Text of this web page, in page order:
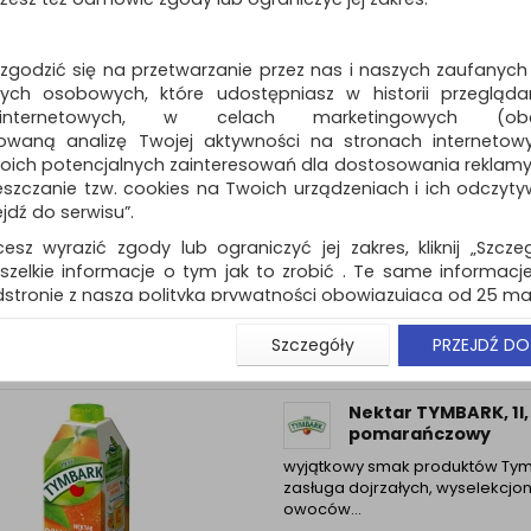
głębokim aromacie dojrzałych
Nektar TYMBARK,
porzeczka, 0,3l,
sekret soków i nektarów
soczystych owoców i porcji
minerałów…
Dostępność: 3 dni
Nektar TYMBARK, 1l,
pomarańczowy
wyjątkowy smak produktów
zasługa dojrzałych,
owoców…
się na przetwarzanie przez nas i naszych
osobowych, które udostępniasz w historii
w celach marketingowych
analizę Twojej aktywności na stronach
potencjalnych zainteresowań dla dostosowania
tzw. cookies na Twoich urządzeniach i ich
do serwisu”.
wyrazić zgody lub ograniczyć jej zakres, kliknij
informacje o tym jak to zrobić . Te same
z naszą polityką prywatności obowiązującą od 25
użytkowników zalogowanych, aby umożliwić
i związane z tym prawidłowe działanie naszej
np. wysłanie potwierdzenia zamówienia na
Państwu prawidłowych informacji o promocjach
ważna jest Państwa wcześniejsza zgoda której
zgoda jest dobrowolna i można ją w dowolnym
(rozwiń)
Szczegóły PRZEJDŹ